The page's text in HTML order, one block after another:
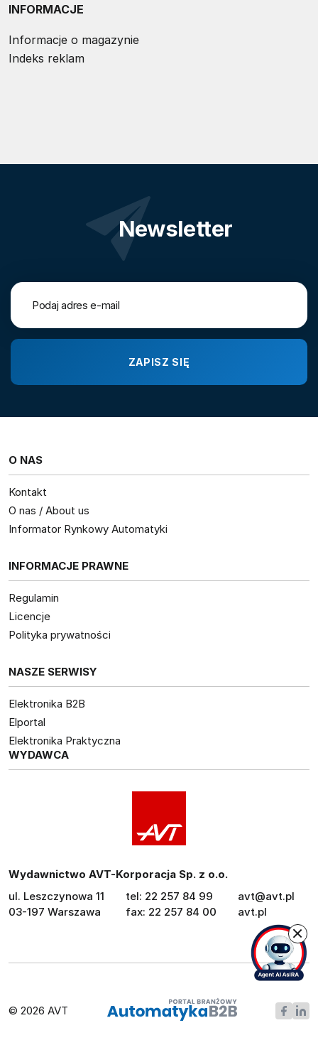
INFORMACJE
Informacje o magazynie
Indeks reklam
Newsletter
O NAS
Kontakt
O nas / About us
Informator Rynkowy Automatyki
INFORMACJE PRAWNE
Regulamin
Licencje
Polityka prywatności
NASZE SERWISY
Elektronika B2B
Elportal
Elektronika Praktyczna
WYDAWCA
Wydawnictwo AVT-Korporacja Sp. z o.o.
ul. Leszczynowa 11
03-197 Warszawa
tel: 22 257 84 99
fax: 22 257 84 00
avt@avt.pl
avt.pl
© 2026 AVT